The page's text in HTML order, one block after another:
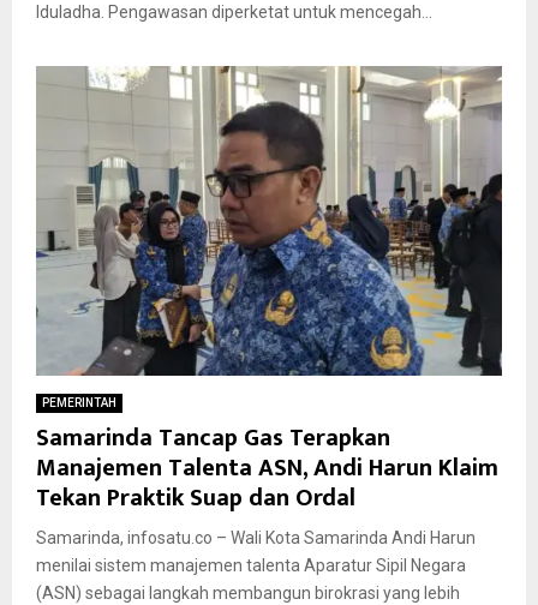
Iduladha. Pengawasan diperketat untuk mencegah...
PEMERINTAH
Samarinda Tancap Gas Terapkan
Manajemen Talenta ASN, Andi Harun Klaim
Tekan Praktik Suap dan Ordal
Samarinda, infosatu.co – Wali Kota Samarinda Andi Harun
menilai sistem manajemen talenta Aparatur Sipil Negara
(ASN) sebagai langkah membangun birokrasi yang lebih